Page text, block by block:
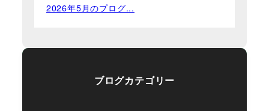
2026年5月のプログ...
ブログカテゴリー